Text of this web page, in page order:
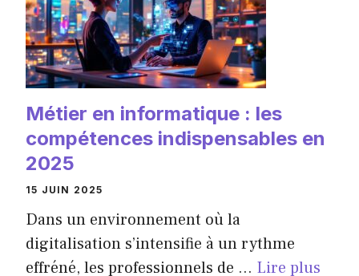
Métier en informatique : les
compétences indispensables en
2025
15 JUIN 2025
Dans un environnement où la
digitalisation s’intensifie à un rythme
effréné, les professionnels de ... Lire plus